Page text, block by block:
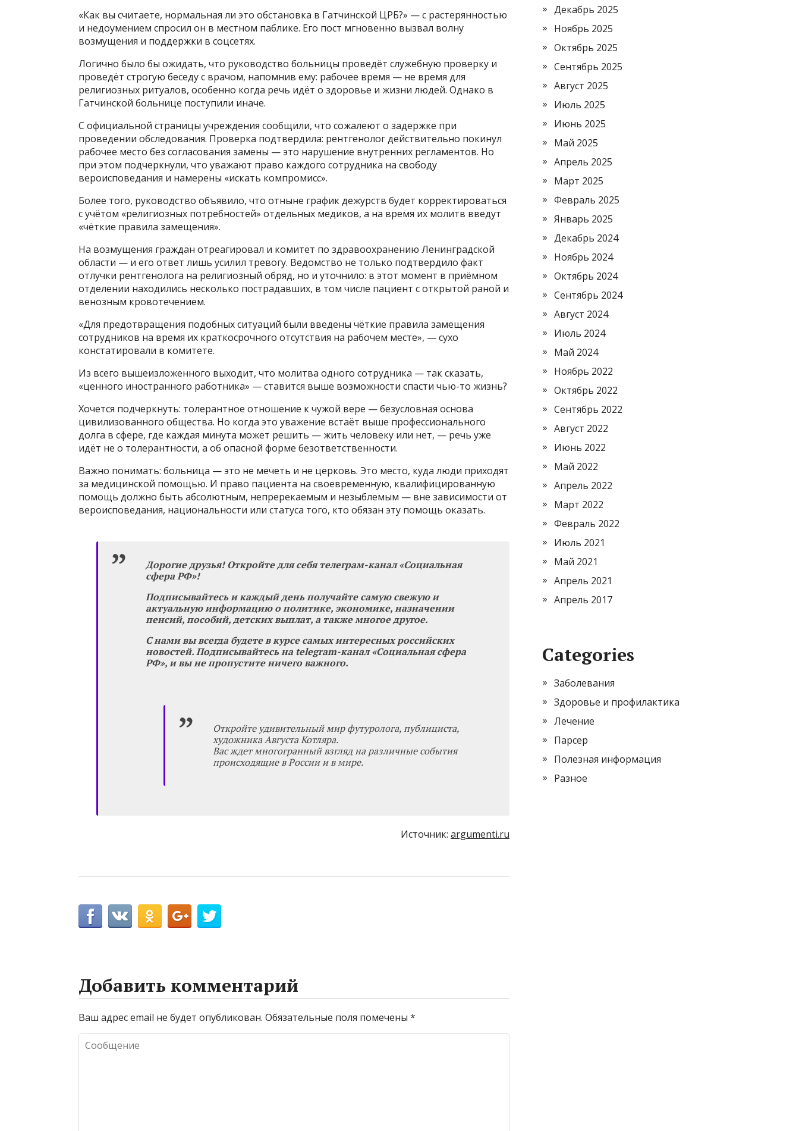
«Как вы считаете, нормальная ли это обстановка в Гатчинской ЦРБ?» — с растерянностью
и недоумением спросил он в местном паблике. Его пост мгновенно вызвал волну
возмущения и поддержки в соцсетях.
Логично было бы ожидать, что руководство больницы проведёт служебную проверку и
проведёт строгую беседу с врачом, напомнив ему: рабочее время — не время для
религиозных ритуалов, особенно когда речь идёт о здоровье и жизни людей. Однако в
Гатчинской больнице поступили иначе.
С официальной страницы учреждения сообщили, что сожалеют о задержке при
проведении обследования. Проверка подтвердила: рентгенолог действительно покинул
рабочее место без согласования замены — это нарушение внутренних регламентов. Но
при этом подчеркнули, что уважают право каждого сотрудника на свободу
вероисповедания и намерены «искать компромисс».
Более того, руководство объявило, что отныне график дежурств будет корректироваться
с учётом «религиозных потребностей» отдельных медиков, а на время их молитв введут
«чёткие правила замещения».
На возмущения граждан отреагировал и комитет по здравоохранению Ленинградской
области — и его ответ лишь усилил тревогу. Ведомство не только подтвердило факт
отлучки рентгенолога на религиозный обряд, но и уточнило: в этот момент в приёмном
отделении находились несколько пострадавших, в том числе пациент с открытой раной и
венозным кровотечением.
«Для предотвращения подобных ситуаций были введены чёткие правила замещения
сотрудников на время их краткосрочного отсутствия на рабочем месте», — сухо
констатировали в комитете.
Из всего вышеизложенного выходит, что молитва одного сотрудника — так сказать,
«ценного иностранного работника» — ставится выше возможности спасти чью-то жизнь?
Хочется подчеркнуть: толерантное отношение к чужой вере — безусловная основа
цивилизованного общества. Но когда это уважение встаёт выше профессионального
долга в сфере, где каждая минута может решить — жить человеку или нет, — речь уже
идёт не о толерантности, а об опасной форме безответственности.
Важно понимать: больница — это не мечеть и не церковь. Это место, куда люди приходят
за медицинской помощью. И право пациента на своевременную, квалифицированную
помощь должно быть абсолютным, непререкаемым и незыблемым — вне зависимости от
вероисповедания, национальности или статуса того, кто обязан эту помощь оказать.
Дорогие друзья! Откройте для себя телеграм-канал «Социальная
сфера РФ»!
Подписывайтесь и каждый день получайте самую свежую и
актуальную информацию о политике, экономике, назначении
пенсий, пособий, детских выплат, а также многое другое.
С нами вы всегда будете в курсе самых интересных российских
новостей. Подписывайтесь на telegram-канал «Социальная сфера
РФ», и вы не пропустите ничего важного.
Откройте удивительный мир футуролога, публициста,
художника Августа Котляра.
Вас ждет многогранный взгляд на различные события
происходящие в России и в мире.
Источник: argumenti.ru
Добавить комментарий
Ваш адрес email не будет опубликован. Обязательные поля помечены *
Декабрь 2025
Ноябрь 2025
Октябрь 2025
Сентябрь 2025
Август 2025
Июль 2025
Июнь 2025
Май 2025
Апрель 2025
Март 2025
Февраль 2025
Январь 2025
Декабрь 2024
Ноябрь 2024
Октябрь 2024
Сентябрь 2024
Август 2024
Июль 2024
Май 2024
Ноябрь 2022
Октябрь 2022
Сентябрь 2022
Август 2022
Июнь 2022
Май 2022
Апрель 2022
Март 2022
Февраль 2022
Июль 2021
Май 2021
Апрель 2021
Апрель 2017
Categories
Заболевания
Здоровье и профилактика
Лечение
Парсер
Полезная информация
Разное